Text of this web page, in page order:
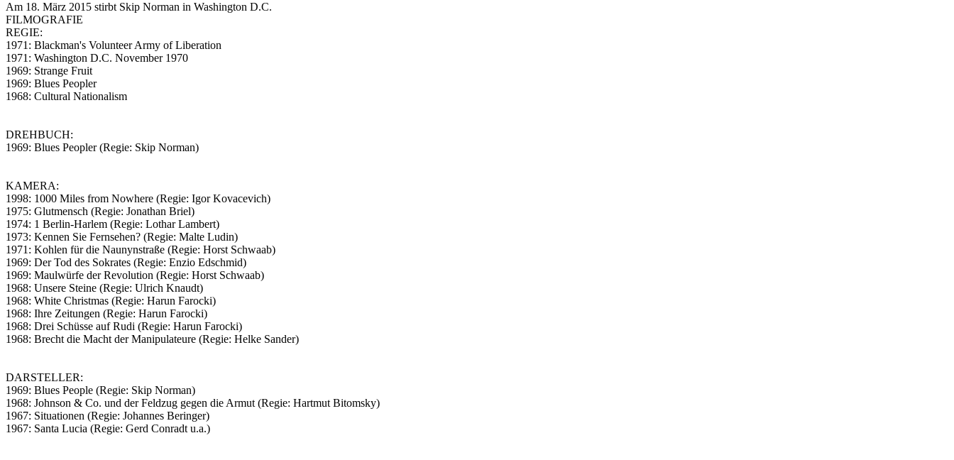
Am 18. März 2015 stirbt Skip Norman in Washington D.C.
FILMOGRAFIE
REGIE:
1971: Blackman's Volunteer Army of Liberation
1971: Washington D.C. November 1970
1969: Strange Fruit
1969: Blues Peopler
1968: Cultural Nationalism
DREHBUCH:
1969: Blues Peopler (Regie: Skip Norman)
KAMERA:
1998: 1000 Miles from Nowhere (Regie: Igor Kovacevich)
1975: Glutmensch (Regie: Jonathan Briel)
1974: 1 Berlin-Harlem (Regie: Lothar Lambert)
1973: Kennen Sie Fernsehen? (Regie: Malte Ludin)
1971: Kohlen für die Naunynstraße (Regie: Horst Schwaab)
1969: Der Tod des Sokrates (Regie: Enzio Edschmid)
1969: Maulwürfe der Revolution (Regie: Horst Schwaab)
1968: Unsere Steine (Regie: Ulrich Knaudt)
1968: White Christmas (Regie: Harun Farocki)
1968: Ihre Zeitungen (Regie: Harun Farocki)
1968: Drei Schüsse auf Rudi (Regie: Harun Farocki)
1968: Brecht die Macht der Manipulateure (Regie: Helke Sander)
DARSTELLER:
1969: Blues People (Regie: Skip Norman)
1968: Johnson & Co. und der Feldzug gegen die Armut (Regie: Hartmut Bitomsky)
1967: Situationen (Regie: Johannes Beringer)
1967: Santa Lucia (Regie: Gerd Conradt u.a.)